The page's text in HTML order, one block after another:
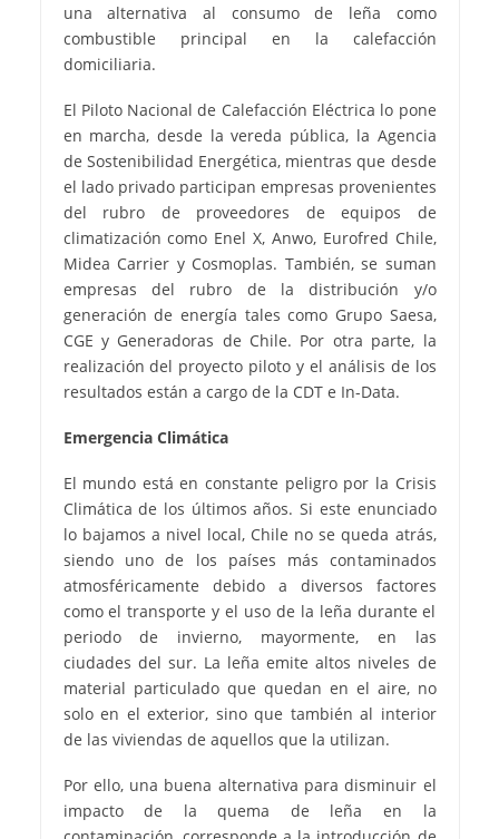
una alternativa al consumo de leña como
combustible principal en la calefacción
domiciliaria.
El Piloto Nacional de Calefacción Eléctrica lo pone
en marcha, desde la vereda pública, la Agencia
de Sostenibilidad Energética, mientras que desde
el lado privado participan empresas provenientes
del rubro de proveedores de equipos de
climatización como Enel X, Anwo, Eurofred Chile,
Midea Carrier y Cosmoplas. También, se suman
empresas del rubro de la distribución y/o
generación de energía tales como Grupo Saesa,
CGE y Generadoras de Chile. Por otra parte, la
realización del proyecto piloto y el análisis de los
resultados están a cargo de la CDT e In-Data.
Emergencia Climática
El mundo está en constante peligro por la Crisis
Climática de los últimos años. Si este enunciado
lo bajamos a nivel local, Chile no se queda atrás,
siendo uno de los países más contaminados
atmosféricamente debido a diversos factores
como el transporte y el uso de la leña durante el
periodo de invierno, mayormente, en las
ciudades del sur. La leña emite altos niveles de
material particulado que quedan en el aire, no
solo en el exterior, sino que también al interior
de las viviendas de aquellos que la utilizan.
Por ello, una buena alternativa para disminuir el
impacto de la quema de leña en la